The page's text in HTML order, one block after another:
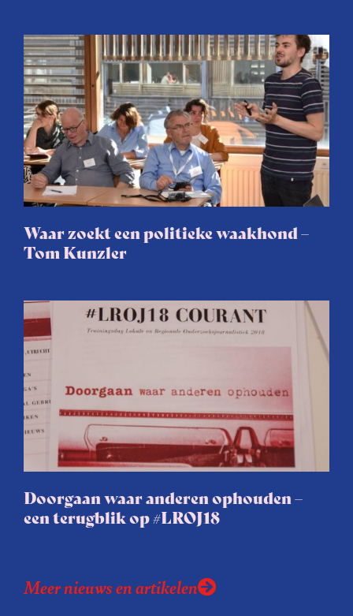
Waar zoekt een politieke waakhond –
Tom Kunzler
Doorgaan waar anderen ophouden –
een terugblik op #LROJ18
Meer nieuws en artikelen